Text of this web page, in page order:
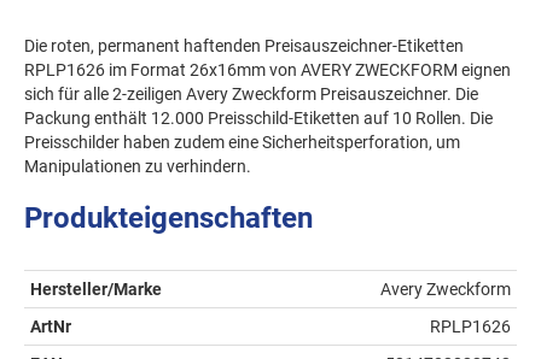
Die roten, permanent haftenden Preisauszeichner-Etiketten
RPLP1626 im Format 26x16mm von AVERY ZWECKFORM eignen
sich für alle 2-zeiligen Avery Zweckform Preisauszeichner. Die
Packung enthält 12.000 Preisschild-Etiketten auf 10 Rollen. Die
Preisschilder haben zudem eine Sicherheitsperforation, um
Manipulationen zu verhindern.
Produkteigenschaften
Hersteller/Marke
Avery Zweckform
ArtNr
RPLP1626